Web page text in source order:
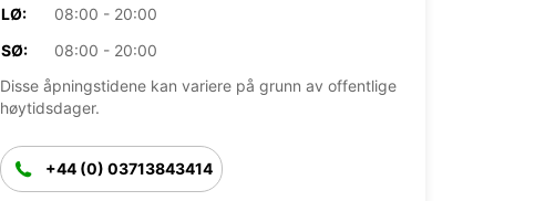
LØ:
08:00 - 20:00
SØ:
08:00 - 20:00
Disse åpningstidene kan variere på grunn av offentlige
høytidsdager.
+44 (0) 03713843414